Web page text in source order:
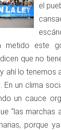
el
este
que no
ahí lo tenemos
En un clima
un cauce
“las marchas
porque